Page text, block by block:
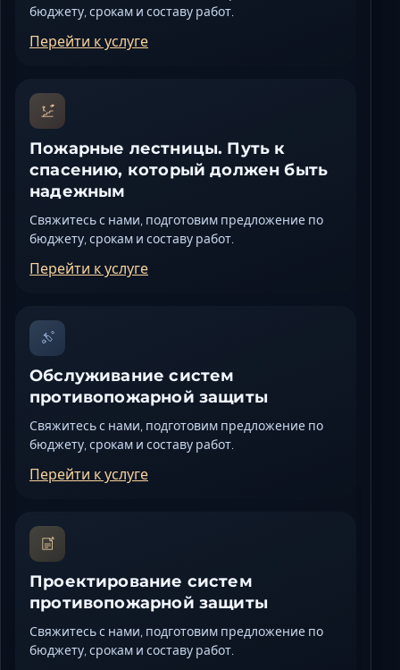
бюджету, срокам и составу работ.
Перейти к услуге
Пожарные лестницы. Путь к
спасению, который должен быть
надежным
Свяжитесь с нами, подготовим предложение по
бюджету, срокам и составу работ.
Перейти к услуге
Обслуживание систем
противопожарной защиты
Свяжитесь с нами, подготовим предложение по
бюджету, срокам и составу работ.
Перейти к услуге
Проектирование систем
противопожарной защиты
Свяжитесь с нами, подготовим предложение по
бюджету, срокам и составу работ.